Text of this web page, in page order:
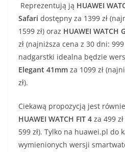
Reprezentują ją HUAWEI
Safari dostępny za 1399 zł
1599 zł) oraz HUAWEI WATCH
zł (najniższa cena z 30 dni:
nadgarstki idealna będzie
Elegant 41mm za 1099 zł
zł).
Ciekawą propozycją jest
HUAWEI WATCH FIT 4 za 499
599 zł). Tylko na huawei.pl do
wymienionych wersji